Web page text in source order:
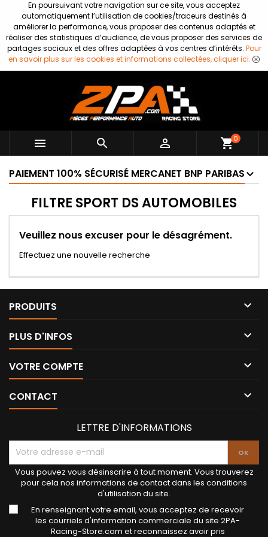
En poursuivant votre navigation sur ce site, vous acceptez
automatiquement l’utilisation de cookies/traceurs destinés à
améliorer la performance, vous proposer des contenus adaptés et
réaliser des statistiques d’audience, de vous proposer des services de
partages sociaux et des offres adaptées à vos centres d’intérêts. Pour
en savoir plus sur les cookies et informations collectées, cliquer ici.
   shopping_cart0
PAIEMENT 100% SÉCURISÉ MERCANET BNP PARIBAS
FILTRE SPORT DS AUTOMOBILES
Veuillez nous excuser pour le désagrément.
Effectuez une nouvelle recherche
PRODUITS 
PLUS D'INFOS 
VOTRE COMPTE 
CONTACT 
LETTRE D'INFORMATIONS
Vous pouvez vous désinscrire à tout moment. Vous trouverez
pour cela nos informations de contact dans les conditions
d'utilisation du site.
En renseignant votre email, vous acceptez de recevoir
les courriels d'information commerciale du site 2PA-
Racing-Store.com et reconnaissez avoir pris